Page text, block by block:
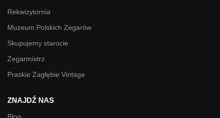
Rekwizytornia
Muzeum Polskich Zegarów
Skupujemy starocie
Zegarmistrz
Praskie Zagłębie Vintage
ZNAJDŹ NAS